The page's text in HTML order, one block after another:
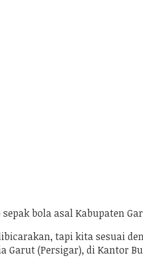
bola asal Kabupaten
tapi kita sesuai
Garut (Persigar), di Kantor